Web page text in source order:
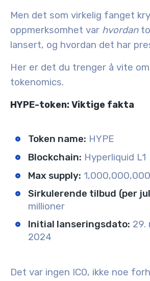
Men det som virkelig fanget
oppmerksomhet var hvordan
lansert, og hvordan det har
Her er det du trenger å vite
tokenomics.
HYPE-token: Viktige fakta
Token name: HYPE
Blockchain: Hyperliquid L1
Max supply:
Sirkulerende tilbud (per
millioner
Initial lanseringsdato: 29.
2024
Det var ingen ICO, ikke noe